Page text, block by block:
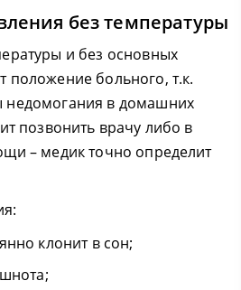
без температуры
и без основных
положение больного, т.к.
недомогания в домашних
позвонить врачу либо в
– медик точно определит
клонит в сон;